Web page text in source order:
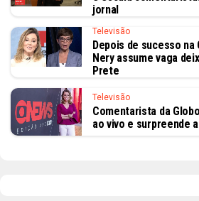
jornal
Televisão
Depois de sucesso na
Nery assume vaga
Prete
Televisão
Comentarista da
ao vivo e surpreende